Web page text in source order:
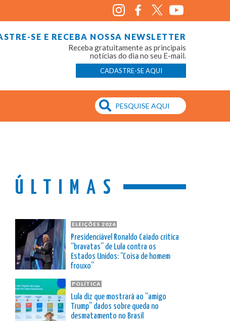
SE E RECEBA NOSSA NEWSLETTER
Receba gratuitamente as principais
notícias do dia no seu E-mail.
CADASTRE-SE AQUI
ÚLTIMAS
ELEIÇÕES 2026
Presidenciável Ronaldo Caiado critica
“bravatas” de Lula contra os
Estados Unidos: “Coisa de homem
frouxo”
POLÍTICA
Lula diz que mostrará ao “amigo
Trump” dados sobre queda no
desmatamento no Brasil